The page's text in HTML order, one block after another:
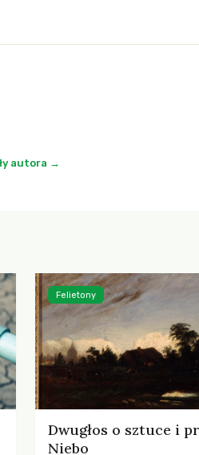
autora →
Dwugłos o sztuce i
Niebo
Felietony